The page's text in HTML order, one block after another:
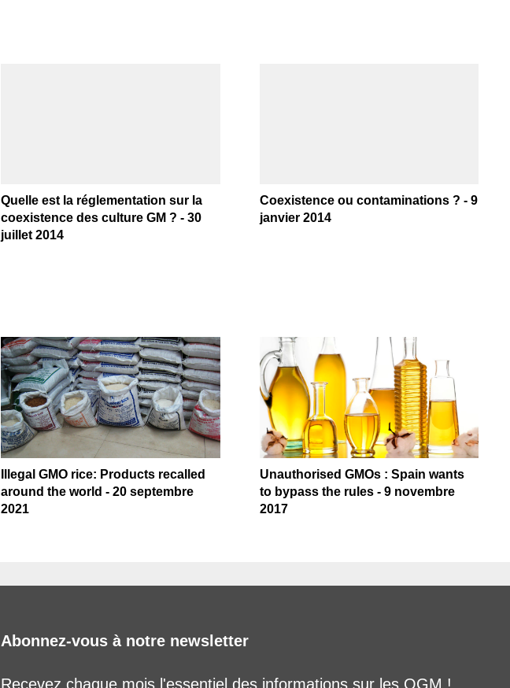
Quelle est la réglementation sur la
coexistence des culture GM ? - 30
juillet 2014
Coexistence ou contaminations ? - 9
janvier 2014
Illegal GMO rice: Products recalled
around the world - 20 septembre
2021
Unauthorised GMOs : Spain wants
to bypass the rules - 9 novembre
2017
Abonnez-vous à notre newsletter
Recevez chaque mois l'essentiel des informations sur les OGM !